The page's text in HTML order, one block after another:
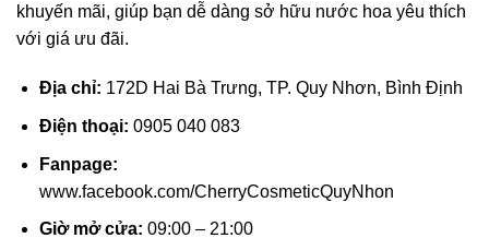
khuyến mãi, giúp bạn dễ dàng sở hữu nước hoa yêu thích
với giá ưu đãi.
Địa chỉ: 172D Hai Bà Trưng, TP. Quy Nhơn, Bình Định
Điện thoại: 0905 040 083
Fanpage:
www.facebook.com/CherryCosmeticQuyNhon
Giờ mở cửa: 09:00 – 21:00